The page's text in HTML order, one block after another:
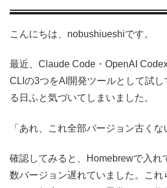
こんにちは、nobushiueshiです。
最近、Claude Code・OpenAI
CLIの3つをAI開発ツールとして試
る日ふと気づいてしまいました。
「あれ、これ全部バージョン古くな
確認してみると、Homebrewで入れ
数バージョン遅れていました。こ